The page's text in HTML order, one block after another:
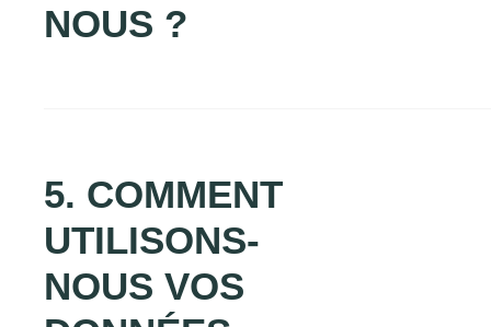
NOUS ?
5. COMMENT
UTILISONS-
NOUS VOS